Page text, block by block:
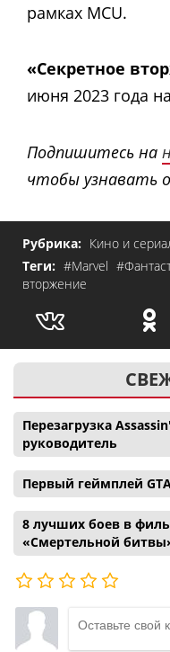
рамках MCU.
«Секретное
июня 2023 года
Подпишитесь на
чтобы узнавать
Рубрика: Кино и
Теги: #Marvel
вторжение
Перезагрузка
руководитель
Первый геймплей
8 лучших боев в
«Смертельной